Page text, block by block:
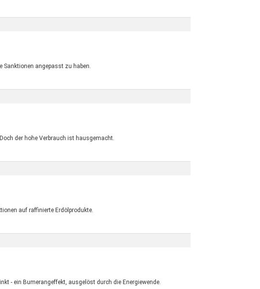
Sanktionen angepasst zu haben.
der hohe Verbrauch ist hausgemacht.
auf raffinierte Erdölprodukte.
- ein Bumerangeffekt, ausgelöst durch die Energiewende.